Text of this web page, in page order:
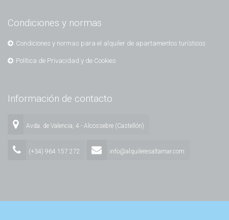
Condiciones y normas
Condiciones y normas para el alquiler de apartamentos turísticos
Política de Privacidad y de Cookies
Información de contacto
Avda. de Valencia, 4 - Alcossebre (Castellón)
(+34) 964 157 272 info@alquileresaltamar.com